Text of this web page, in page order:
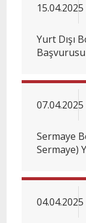
15.04.2025
Yurt Dışı
Başvurusu
07.04.2025
Sermaye
Sermaye)
04.04.2025